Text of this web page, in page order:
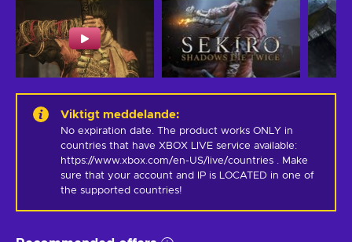
Viktigt meddelande:
No expiration date. The product works ONLY in
countries that have XBOX LIVE service available:
https://www.xbox.com/en-US/live/countries . Make
sure that your account and IP is LOCATED in one of
the supported countries!